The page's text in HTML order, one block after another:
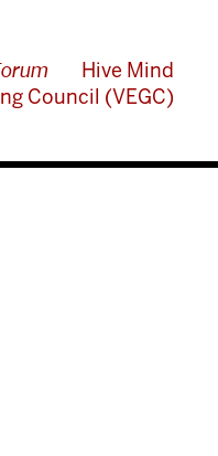
Hive Mind
Council (VEGC)